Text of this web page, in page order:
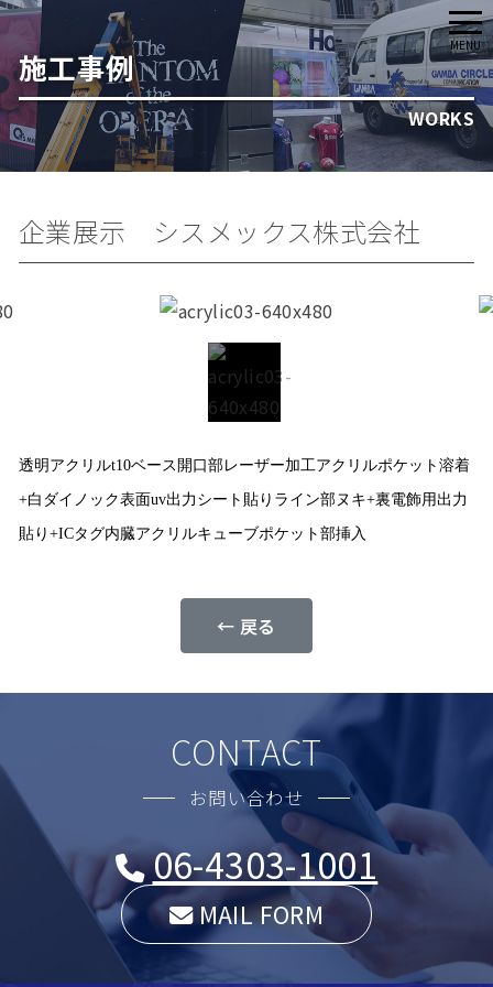
施工事例
WORKS
企業展示 シスメックス株式会社
透明アクリルt10ベース開口部レーザー加工アクリルポケット溶着
+白ダイノック表面uv出力シート貼りライン部ヌキ+裏電飾用出力
貼り+ICタグ内臓アクリルキューブポケット部挿入
← 戻る
CONTACT
お問い合わせ
06-4303-1001
MAIL FORM
メ
ニ
ュ
ー
MENU